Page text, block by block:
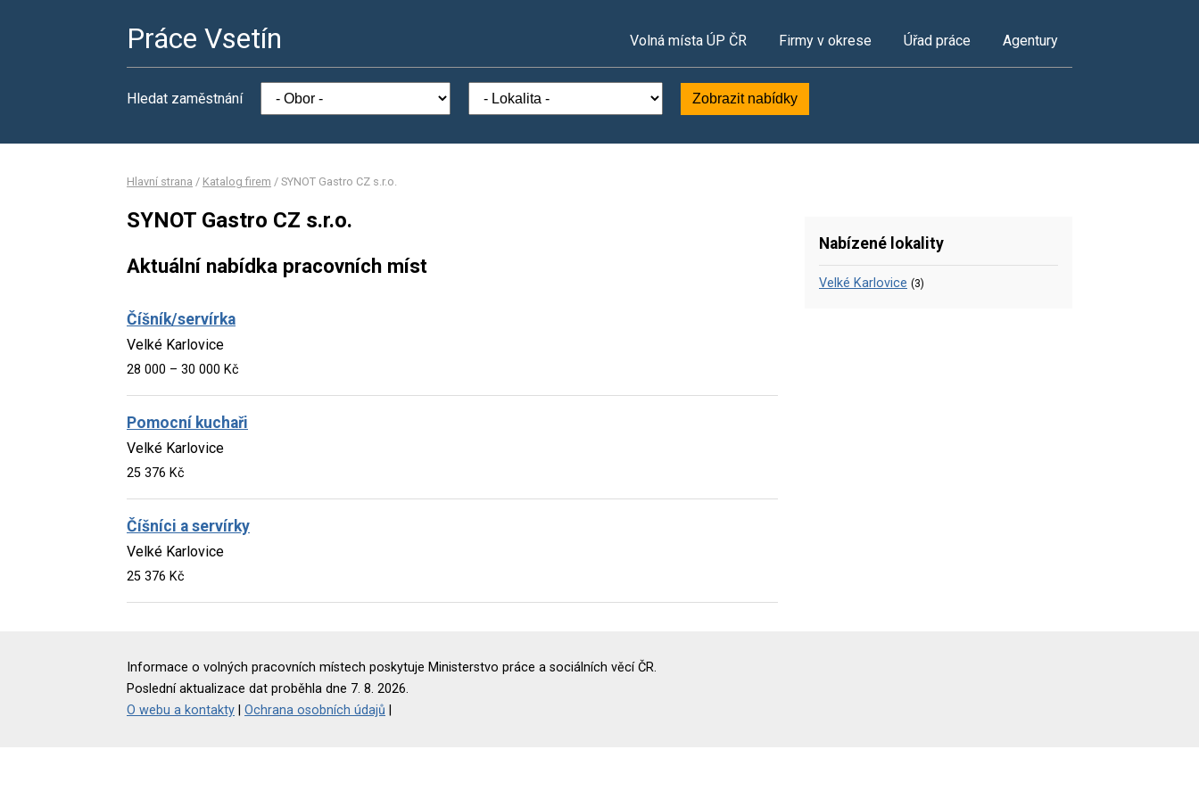
Práce Vsetín Volná místa ÚP ČR Firmy v okrese Úřad práce Agentury
Hledat zaměstnání Zobrazit nabídky
Hlavní strana / Katalog firem / SYNOT Gastro CZ s.r.o.
SYNOT Gastro CZ s.r.o.
Aktuální nabídka pracovních míst
Číšník/servírka
Velké Karlovice
28 000 – 30 000 Kč
Pomocní kuchaři
Velké Karlovice
25 376 Kč
Číšníci a servírky
Velké Karlovice
25 376 Kč
Nabízené lokality
Velké Karlovice (3)
Informace o volných pracovních místech poskytuje Ministerstvo práce a sociálních věcí ČR.
Poslední aktualizace dat proběhla dne 7. 8. 2026.
O webu a kontakty
Ochrana osobních údajů